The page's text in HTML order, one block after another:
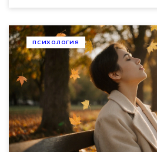
ПСИХОЛОГИЯ